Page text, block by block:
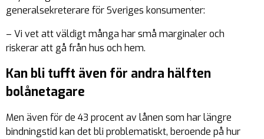
generalsekreterare för Sveriges konsumenter:
– Vi vet att väldigt många har små marginaler och
riskerar att gå från hus och hem.
Kan bli tufft även för andra hälften
bolånetagare
Men även för de 43 procent av lånen som har längre
bindningstid kan det bli problematiskt, beroende på hur